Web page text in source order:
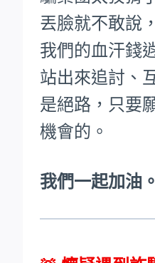
丟臉就不敢說
我們的血汗錢
站出來追討、
是絕路，只要
機會的。
我們一起加油。